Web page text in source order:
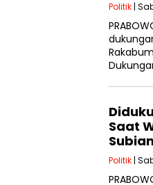
Politik |
Saat
Politik |